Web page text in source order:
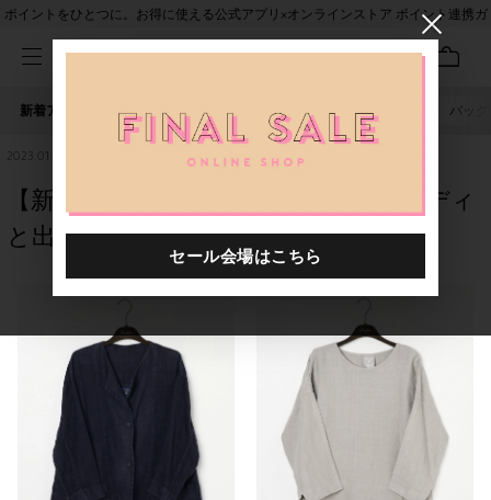
ポイントをひとつに。お得に使える公式アプリ×オンラインストア ポイント連携ガ
新着アイテム 人気ワード セール 40th限定 バッグ
2023.01.18
【新宿店】シスターフッドー素敵なバディ
と出会うー